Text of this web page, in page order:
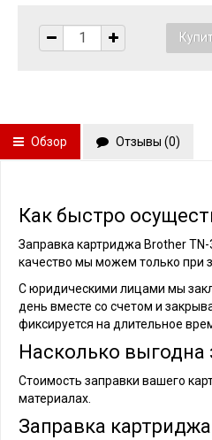
Обзор Отзывы (0)
Как быстро
Заправка картриджа Brother
качество мы можем только при
С юридическими лицами мы
день вместе со счетом и
фиксируется на длительное
Насколько выгодна
Стоимость заправки вашего
материалах.
Заправка